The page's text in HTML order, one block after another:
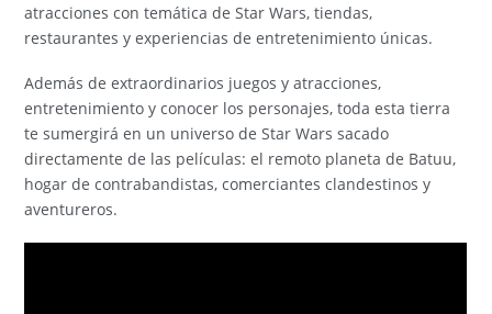
atracciones con temática de Star Wars, tiendas,
restaurantes y experiencias de entretenimiento únicas.
Además de extraordinarios juegos y atracciones,
entretenimiento y conocer los personajes, toda esta tierra
te sumergirá en un universo de Star Wars sacado
directamente de las películas: el remoto planeta de Batuu,
hogar de contrabandistas, comerciantes clandestinos y
aventureros.